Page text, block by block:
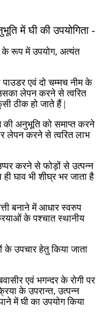
में घी की उपयोगिता -
के रूप में उपयोग, अत्यंत
एवं दो चम्मच नीम के
लेपन करने से त्वरित
ठीक हो जाते हैं |
अनुभूति को समाप्त करने
लेपन करने से त्वरित लाभ
करने से फोड़ों से उत्पन्न
ही घाव भी शीघ्र भर जाता है
बनाने में आधार स्वरुप
के पश्चात स्थानीय
उपचार हेतु किया जाता
एवं भगन्दर के रोगी पर
के उपरान्त, उत्पन्न
में घी का उपयोग किया